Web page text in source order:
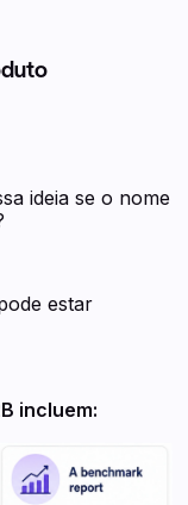
ideia se o nome
estar
incluem: